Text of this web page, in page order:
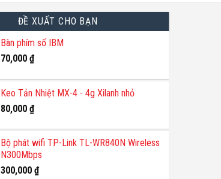
ĐỀ XUẤT CHO BẠN
Bàn phím số IBM
70,000 ₫
Keo Tản Nhiệt MX-4 - 4g Xilanh nhỏ
80,000 ₫
Bộ phát wifi TP-Link TL-WR840N Wireless
N300Mbps
300,000 ₫